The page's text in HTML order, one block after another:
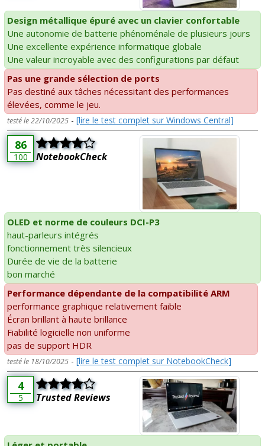
Design métallique épuré avec un clavier confortable
Une autonomie de batterie phénoménale de plusieurs jours
Une excellente expérience informatique globale
Une valeur incroyable avec des configurations par défaut
Pas une grande sélection de ports
Pas destiné aux tâches nécessitant des performances
élevées, comme le jeu.
testé le 22/10/2025 - [lire le test complet sur Windows Central]
86
100 NotebookCheck
OLED et norme de couleurs DCI-P3
haut-parleurs intégrés
fonctionnement très silencieux
Durée de vie de la batterie
bon marché
Performance dépendante de la compatibilité ARM
performance graphique relativement faible
Écran brillant à haute brillance
Fiabilité logicielle non uniforme
pas de support HDR
testé le 18/10/2025 - [lire le test complet sur NotebookCheck]
4
5 Trusted Reviews